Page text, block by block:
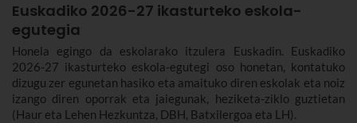
Euskadiko 2026-27 ikasturteko eskola-
egutegia
Honela egingo da eskolarako itzulera Euskadin. Euskadiko
2026-27 ikasturteko eskola-egutegi oso honetan, kontatuko
dizugu zer egunetan hasiko eta amaituko diren eskolak eta noiz
izango diren oporrak eta jaiegunak, heziketa-ziklo guztietan
(Haur eta Lehen Hezkuntza, DBH, Batxilergoa eta LH).